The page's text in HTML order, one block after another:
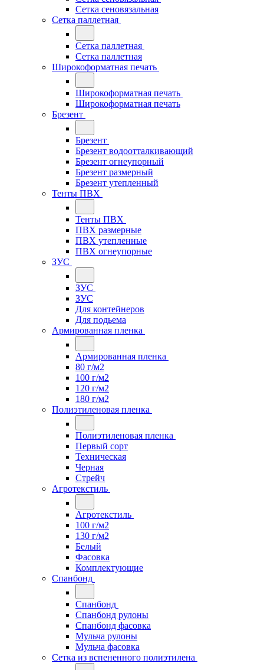
Сетка сеновязальная
Сетка паллетная
Сетка паллетная
Сетка паллетная
Широкоформатная печать
Широкоформатная печать
Широкоформатная печать
Брезент
Брезент
Брезент водоотталкивающий
Брезент огнеупорный
Брезент размерный
Брезент утепленный
Тенты ПВХ
Тенты ПВХ
ПВХ размерные
ПВХ утепленные
ПВХ огнеупорные
ЗУС
ЗУС
ЗУС
Для контейнеров
Для подьема
Армированная пленка
Армированная пленка
80 г/м2
100 г/м2
120 г/м2
180 г/м2
Полиэтиленовая пленка
Полиэтиленовая пленка
Первый сорт
Техническая
Черная
Стрейч
Агротекстиль
Агротекстиль
100 г/м2
130 г/м2
Белый
Фасовка
Комплектующие
Спанбонд
Спанбонд
Спанбонд рулоны
Спанбонд фасовка
Мульча рулоны
Мульча фасовка
Сетка из вспененного полиэтилена